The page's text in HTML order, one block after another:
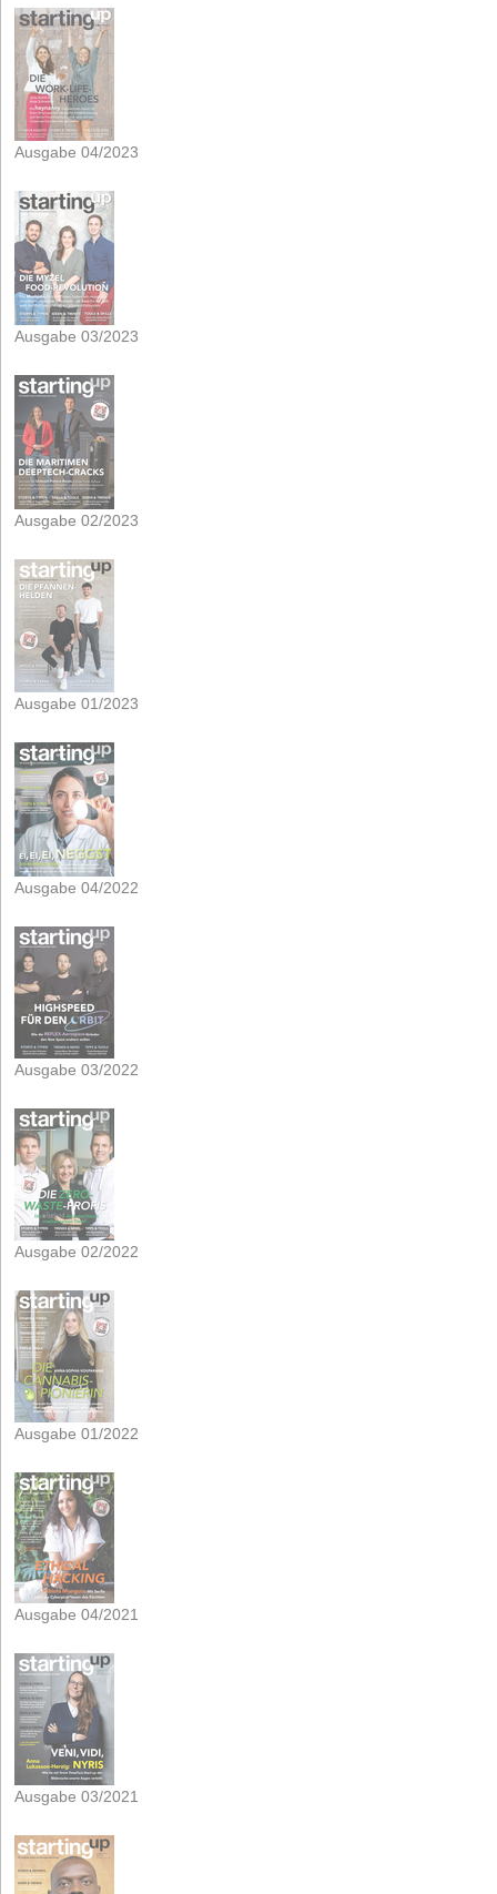
Ausgabe 04/2023
Ausgabe 03/2023
Ausgabe 02/2023
Ausgabe 01/2023
Ausgabe 04/2022
Ausgabe 03/2022
Ausgabe 02/2022
Ausgabe 01/2022
Ausgabe 04/2021
Ausgabe 03/2021